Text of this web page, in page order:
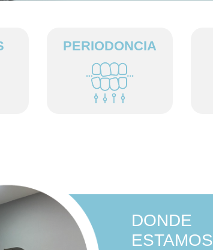
PERIODONCIA
DONDE
ESTAMOS